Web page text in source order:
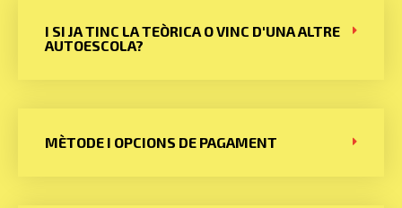
I SI JA TINC LA TEÒRICA O VINC D'UNA ALTRE
AUTOESCOLA?
MÈTODE I OPCIONS DE PAGAMENT